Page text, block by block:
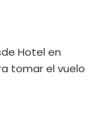
Hotel en
tomar el vuelo